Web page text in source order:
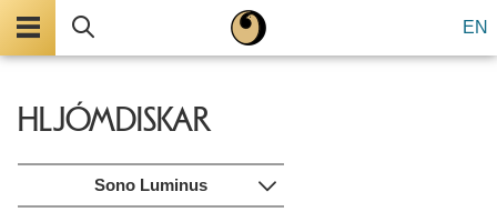
EN
HLJÓMDISKAR
Sono Luminus